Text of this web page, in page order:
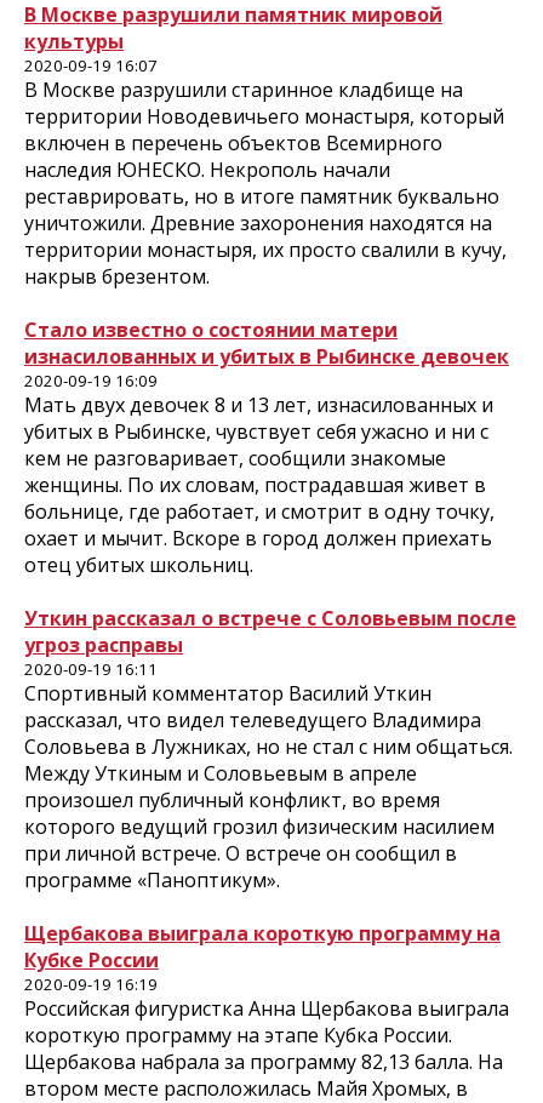
В Москве разрушили памятник мировой
культуры
2020-09-19 16:07
В Москве разрушили старинное кладбище на
территории Новодевичьего монастыря, который
включен в перечень объектов Всемирного
наследия ЮНЕСКО. Некрополь начали
реставрировать, но в итоге памятник буквально
уничтожили. Древние захоронения находятся на
территории монастыря, их просто свалили в кучу,
накрыв брезентом.
Стало известно о состоянии матери
изнасилованных и убитых в Рыбинске девочек
2020-09-19 16:09
Мать двух девочек 8 и 13 лет, изнасилованных и
убитых в Рыбинске, чувствует себя ужасно и ни с
кем не разговаривает, сообщили знакомые
женщины. По их словам, пострадавшая живет в
больнице, где работает, и смотрит в одну точку,
охает и мычит. Вскоре в город должен приехать
отец убитых школьниц.
Уткин рассказал о встрече с Соловьевым после
угроз расправы
2020-09-19 16:11
Спортивный комментатор Василий Уткин
рассказал, что видел телеведущего Владимира
Соловьева в Лужниках, но не стал с ним общаться.
Между Уткиным и Соловьевым в апреле
произошел публичный конфликт, во время
которого ведущий грозил физическим насилием
при личной встрече. О встрече он сообщил в
программе «Паноптикум».
Щербакова выиграла короткую программу на
Кубке России
2020-09-19 16:19
Российская фигуристка Анна Щербакова выиграла
короткую программу на этапе Кубка России.
Щербакова набрала за программу 82,13 балла. На
втором месте расположилась Майя Хромых, в